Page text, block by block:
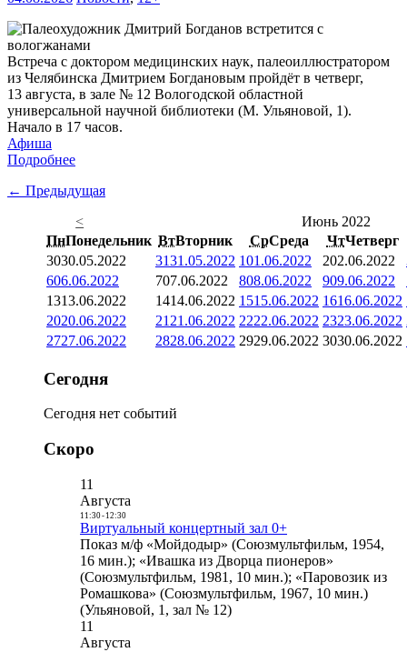
Встреча с доктором медицинских наук, палеоиллюстратором
из Челябинска Дмитрием Богдановым пройдёт в четверг,
13 августа, в зале № 12 Вологодской областной
универсальной научной библиотеки (М. Ульяновой, 1).
Начало в 17 часов.
Афиша
Подробнее
← Предыдущая
<
Июнь 2022
ПнПонедельник ВтВторник СрСреда ЧтЧетверг
3030.05.2022 3131.05.2022 101.06.2022 202.06.2022
606.06.2022 707.06.2022 808.06.2022 909.06.2022
1313.06.2022 1414.06.2022 1515.06.2022 1616.06.2022
2020.06.2022 21 21.06.2022 2222.06.2022 2323.06.2022
2727.06.2022 2828.06.2022 2929.06.2022 3030.06.2022
Сегодня
Сегодня нет событий
Скоро
11
Августа
11:30- 12:30
Виртуальный концертный зал 0+
Показ м/ф «Мойдодыр» (Союзмультфильм, 1954,
16 мин.); «Ивашка из Дворца пионеров»
(Союзмультфильм, 1981, 10 мин.); «Паровозик из
Ромашкова» (Союзмультфильм, 1967, 10 мин.)
(Ульяновой, 1, зал № 12)
11
Августа